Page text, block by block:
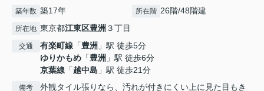
築年数 築17年 所在階 26階/48階建
所在地 東京都江東区豊洲 ３丁目
交通 有楽町線 「豊洲 」駅 徒歩5分
ゆりかもめ 「豊洲 」駅 徒歩6分
京葉線 「越中島 」駅 徒歩21分
備考
外観タイル張りなら、汚れが付きにくい上に見た目もき